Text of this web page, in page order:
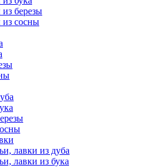
березы
из сосны
лавки из дуба
лавки из бука